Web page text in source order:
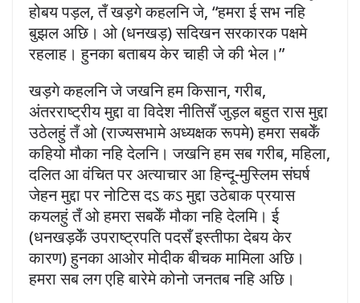
होबय पड़ल, तँ खड़गे कहलनि जे, “हमरा ई सभ नहि
बुझल अछि। ओ (धनखड़) सदिखन सरकारक पक्षमे
रहलाह। हुनका बताबय केर चाही जे की भेल।”
खड़गे कहलनि जे जखनि हम किसान, गरीब,
अंतरराष्ट्रीय मुद्दा वा विदेश नीतिसँ जुड़ल बहुत रास मुद्दा
उठेलहुं तँ ओ (राज्यसभामे अध्यक्षक रूपमे) हमरा सबकेँ
कहियो मौका नहि देलनि। जखनि हम सब गरीब, महिला,
दलित आ वंचित पर अत्याचार आ हिन्दू-मुस्लिम संघर्ष
जेहन मुद्दा पर नोटिस दऽ कऽ मुद्दा उठेबाक प्रयास
कयलहुं तँ ओ हमरा सबकेँ मौका नहि देलमि। ई
(धनखड़केँ उपराष्ट्रपति पदसँ इस्तीफा देबय केर
कारण) हुनका आओर मोदीक बीचक मामिला अछि।
हमरा सब लग एहि बारेमे कोनो जनतब नहि अछि।